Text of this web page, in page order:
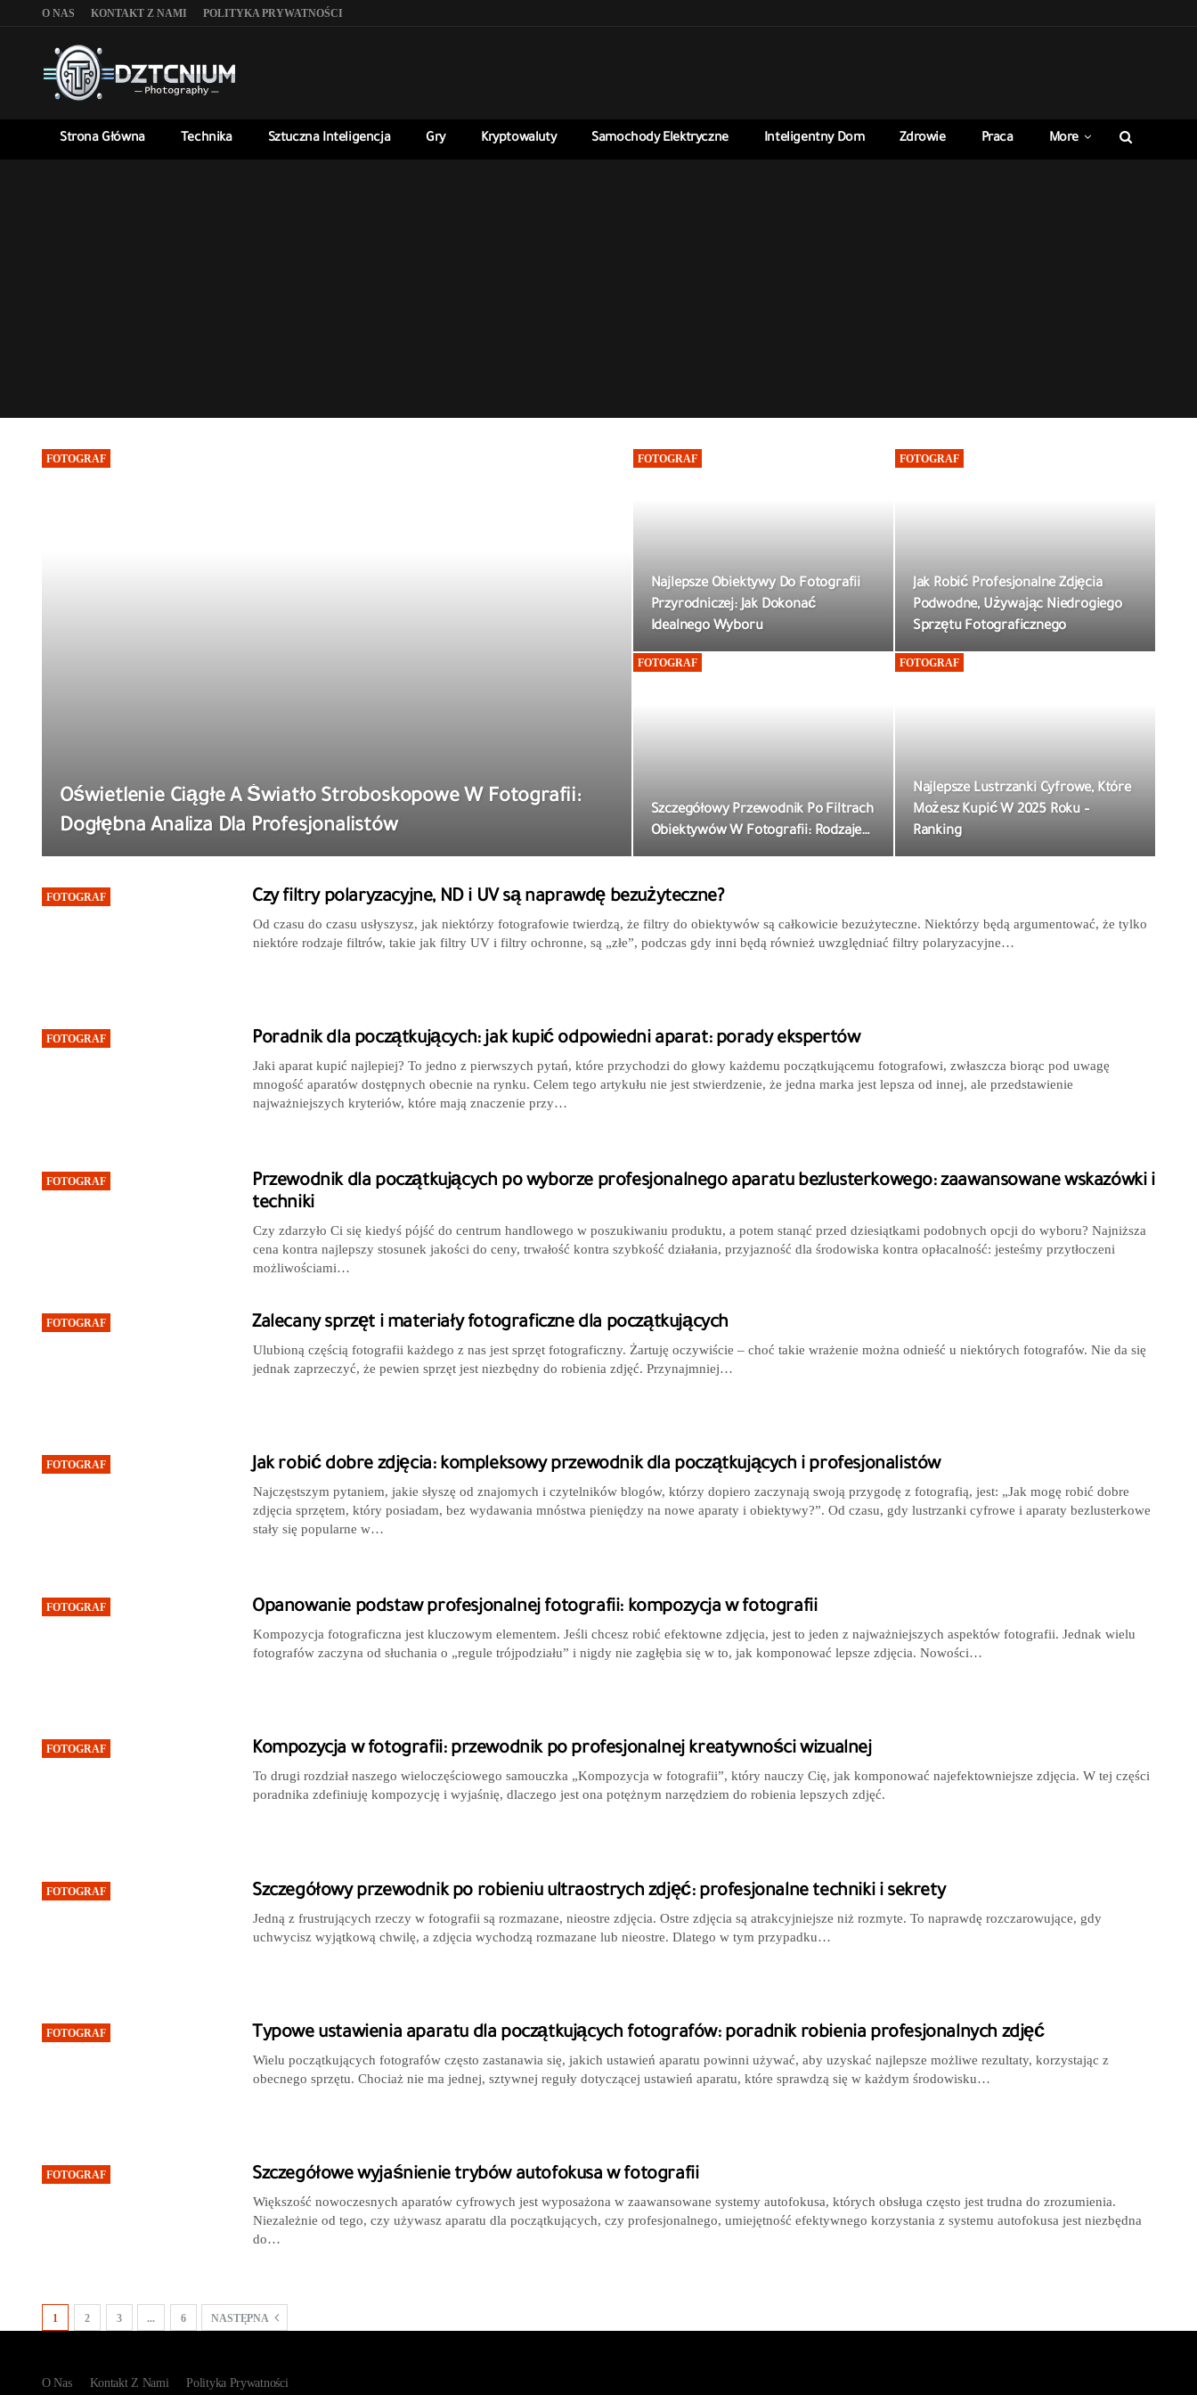
O NAS KONTAKT Z NAMI POLITYKA PRYWATNOŚCI
Strona Główna Technika Sztuczna Inteligencja Gry Kryptowaluty Samochody Elektryczne Inteligentny Dom Zdrowie Praca More
FOTOGRAF
Oświetlenie Ciągłe A Światło Stroboskopowe W Fotografii:
Dogłębna Analiza Dla Profesjonalistów
FOTOGRAF
Najlepsze Obiektywy Do Fotografii
Przyrodniczej: Jak Dokonać
Idealnego Wyboru
FOTOGRAF
Jak Robić Profesjonalne Zdjęcia
Podwodne, Używając Niedrogiego
Sprzętu Fotograficznego
FOTOGRAF
Szczegółowy Przewodnik Po Filtrach
Obiektywów W Fotografii: Rodzaje…
FOTOGRAF
Najlepsze Lustrzanki Cyfrowe, Które
Możesz Kupić W 2025 Roku –
Ranking
FOTOGRAF Czy filtry polaryzacyjne, ND i UV są naprawdę bezużyteczne?
Od czasu do czasu usłyszysz, jak niektórzy fotografowie twierdzą, że filtry do obiektywów są całkowicie bezużyteczne. Niektórzy będą argumentować, że tylko
niektóre rodzaje filtrów, takie jak filtry UV i filtry ochronne, są „złe”, podczas gdy inni będą również uwzględniać filtry polaryzacyjne…
FOTOGRAF Poradnik dla początkujących: jak kupić odpowiedni aparat: porady ekspertów
Jaki aparat kupić najlepiej? To jedno z pierwszych pytań, które przychodzi do głowy każdemu początkującemu fotografowi, zwłaszcza biorąc pod uwagę
mnogość aparatów dostępnych obecnie na rynku. Celem tego artykułu nie jest stwierdzenie, że jedna marka jest lepsza od innej, ale przedstawienie
najważniejszych kryteriów, które mają znaczenie przy…
FOTOGRAF
Przewodnik dla początkujących po wyborze profesjonalnego aparatu bezlusterkowego: zaawansowane wskazówki i
techniki
Czy zdarzyło Ci się kiedyś pójść do centrum handlowego w poszukiwaniu produktu, a potem stanąć przed dziesiątkami podobnych opcji do wyboru? Najniższa
cena kontra najlepszy stosunek jakości do ceny, trwałość kontra szybkość działania, przyjazność dla środowiska kontra opłacalność: jesteśmy przytłoczeni
możliwościami…
FOTOGRAF Zalecany sprzęt i materiały fotograficzne dla początkujących
Ulubioną częścią fotografii każdego z nas jest sprzęt fotograficzny. Żartuję oczywiście – choć takie wrażenie można odnieść u niektórych fotografów. Nie da się
jednak zaprzeczyć, że pewien sprzęt jest niezbędny do robienia zdjęć. Przynajmniej…
FOTOGRAF Jak robić dobre zdjęcia: kompleksowy przewodnik dla początkujących i profesjonalistów
Najczęstszym pytaniem, jakie słyszę od znajomych i czytelników blogów, którzy dopiero zaczynają swoją przygodę z fotografią, jest: „Jak mogę robić dobre
zdjęcia sprzętem, który posiadam, bez wydawania mnóstwa pieniędzy na nowe aparaty i obiektywy?”. Od czasu, gdy lustrzanki cyfrowe i aparaty bezlusterkowe
stały się popularne w…
FOTOGRAF Opanowanie podstaw profesjonalnej fotografii: kompozycja w fotografii
Kompozycja fotograficzna jest kluczowym elementem. Jeśli chcesz robić efektowne zdjęcia, jest to jeden z najważniejszych aspektów fotografii. Jednak wielu
fotografów zaczyna od słuchania o „regule trójpodziału” i nigdy nie zagłębia się w to, jak komponować lepsze zdjęcia. Nowości…
FOTOGRAF Kompozycja w fotografii: przewodnik po profesjonalnej kreatywności wizualnej
To drugi rozdział naszego wieloczęściowego samouczka „Kompozycja w fotografii”, który nauczy Cię, jak komponować najefektowniejsze zdjęcia. W tej części
poradnika zdefiniuję kompozycję i wyjaśnię, dlaczego jest ona potężnym narzędziem do robienia lepszych zdjęć.
FOTOGRAF Szczegółowy przewodnik po robieniu ultraostrych zdjęć: profesjonalne techniki i sekrety
Jedną z frustrujących rzeczy w fotografii są rozmazane, nieostre zdjęcia. Ostre zdjęcia są atrakcyjniejsze niż rozmyte. To naprawdę rozczarowujące, gdy
uchwycisz wyjątkową chwilę, a zdjęcia wychodzą rozmazane lub nieostre. Dlatego w tym przypadku…
FOTOGRAF Typowe ustawienia aparatu dla początkujących fotografów: poradnik robienia profesjonalnych zdjęć
Wielu początkujących fotografów często zastanawia się, jakich ustawień aparatu powinni używać, aby uzyskać najlepsze możliwe rezultaty, korzystając z
obecnego sprzętu. Chociaż nie ma jednej, sztywnej reguły dotyczącej ustawień aparatu, które sprawdzą się w każdym środowisku…
FOTOGRAF Szczegółowe wyjaśnienie trybów autofokusa w fotografii
Większość nowoczesnych aparatów cyfrowych jest wyposażona w zaawansowane systemy autofokusa, których obsługa często jest trudna do zrozumienia.
Niezależnie od tego, czy używasz aparatu dla początkujących, czy profesjonalnego, umiejętność efektywnego korzystania z systemu autofokusa jest niezbędna
do…
1 2 3 ... 6 NASTĘPNA
O Nas Kontakt Z Nami Polityka Prywatności